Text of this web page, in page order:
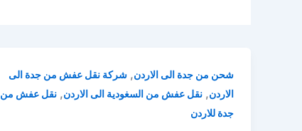
شحن من جدة الى الاردن, شركة نقل عفش من جدة الى
الاردن, نقل عفش من السغودية الى الاردن, نقل عفش من
جدة للاردن